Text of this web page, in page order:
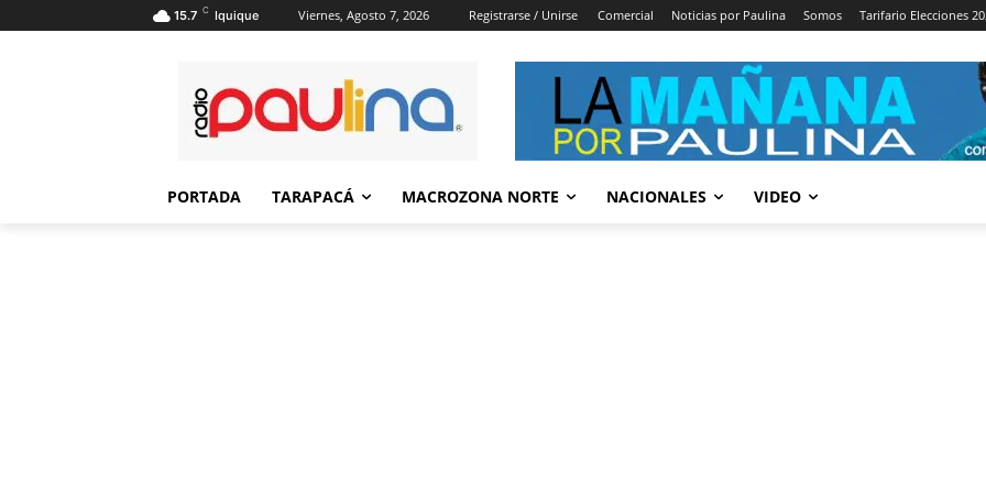
15.7 C Iquique Viernes, Agosto 7, 2026 Registrarse / Unirse Comercial Noticias por Paulina Somos Tarifario Elecciones
PORTADA TARAPACÁ MACROZONA NORTE NACIONALES VIDEO